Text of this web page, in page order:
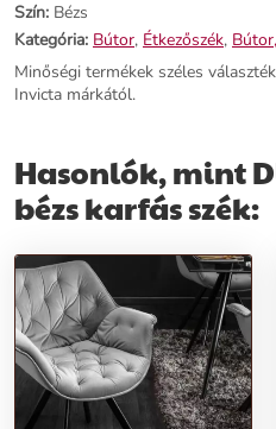
Előnyök:
Elegáns kivitel:A csillogó bársony
megjelenést kölcsönöz otthonodnak.
Stabilitás: A fekete fém lábak
emelve a szék esztétikáját és
COMFORT bézs karfás székkel!
További információk>>
Szín: Bézs
Kategória: Bútor, Étkezőszék,
Minőségi termékek széles
Invicta márkától.
Hasonlók, mint
bézs karfás szék: